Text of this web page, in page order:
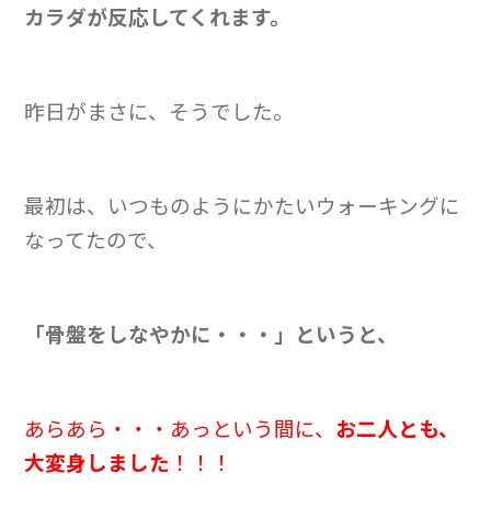
カラダが反応してくれます。
昨日がまさに、そうでした。
最初は、いつものようにかたいウォーキングに
なってたので、
「骨盤をしなやかに・・・」というと、
あらあら・・・あっという間に、 お二人とも、
大変身しました ！！！